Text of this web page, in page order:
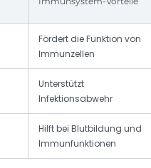
Fördert die Funktion von
Immunzellen
Unterstützt
Infektionsabwehr
Hilft bei Blutbildung und
Immunfunktionen